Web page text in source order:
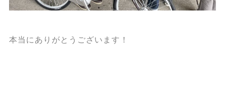
本当にありがとうございます！